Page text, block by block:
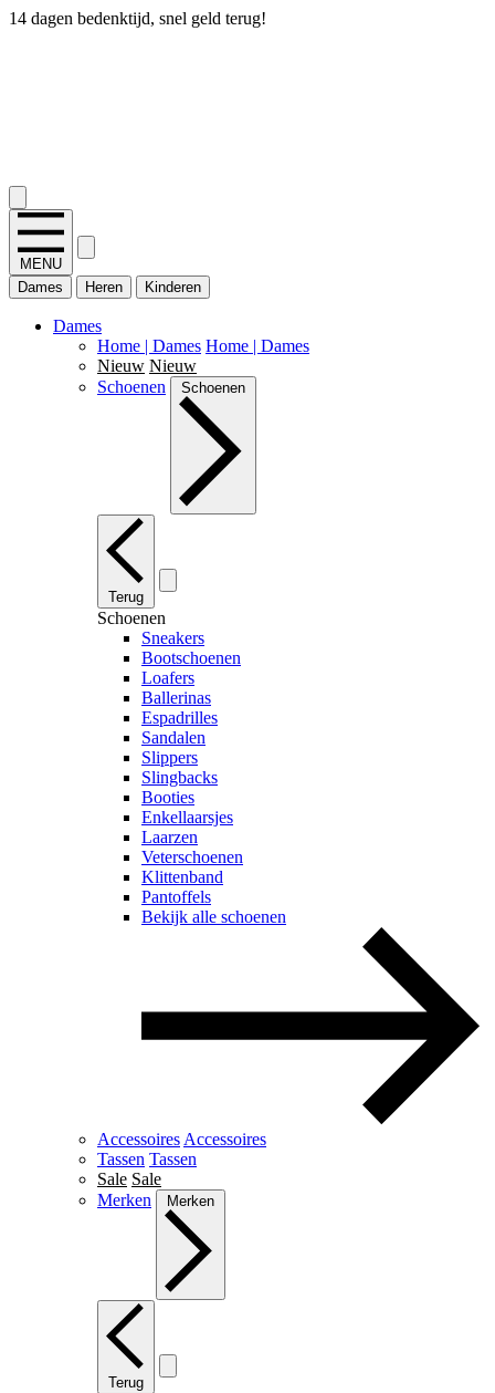
14 dagen bedenktijd, snel geld terug!
MENU
Dames
Heren Kinderen
Dames
Home | Dames Home | Dames
Nieuw Nieuw
Schoenen
Schoenen
Terug
Schoenen
Sneakers
Bootschoenen
Loafers
Ballerinas
Espadrilles
Sandalen
Slippers
Slingbacks
Booties
Enkellaarsjes
Laarzen
Veterschoenen
Klittenband
Pantoffels
Bekijk alle schoenen
Accessoires Accessoires
Tassen Tassen
Sale Sale
Merken
Merken
Terug